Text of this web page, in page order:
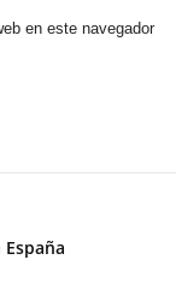
en este navegador